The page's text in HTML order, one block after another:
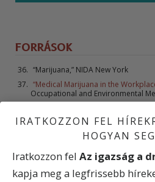
FORRÁSOK
“Marijuana,” NIDA New York
“Medical Marijuana in the
Occupational and Environmental
“The health and psychological
Department of Health Australia,
IRATKOZZON FEL
HOGYAN
Iratkozzon fel Az igazság a
kapja meg a legfrissebb